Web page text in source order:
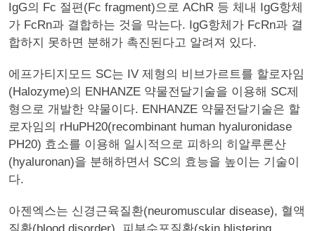
IgG의 Fc 절편(Fc fragment)으로 AChR 등 체내 IgG항체
가 FcRn과 결합하는 것을 막는다. IgG항체가 FcRn과 결
합하지 못하면 분해가 촉진된다고 알려져 있다.
에프가티지모드 SC는 IV 제형의 비브가르트를 할로자임
(Halozyme)의 ENHANZE 약물전달기술을 이용해 SC제
형으로 개발한 약물이다. ENHANZE 약물전달기술은 할
로자임의 rHuPH20(recombinant human hyaluronidase
PH20) 효소를 이용해 일시적으로 피하의 히알루론산
(hyaluronan)을 분해하면서 SC의 효능을 높이는 기술이
다.
아젠엑스는 신경근육질환(neuromuscular disease), 혈액